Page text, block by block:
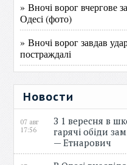
» Вночі ворог вчергове
Одесі (фото)
» Вночі ворог завдав
постраждалі
Новости
07 авг
17:56
З 1 вересня в
гарячі обіди
— Етнарович